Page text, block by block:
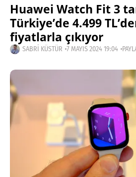
Huawei Watch Fit 3
Türkiye’de 4.499
fiyatlarla çıkıyor
SABRI KÜSTÜR 7 MAYIS 2024 19:04